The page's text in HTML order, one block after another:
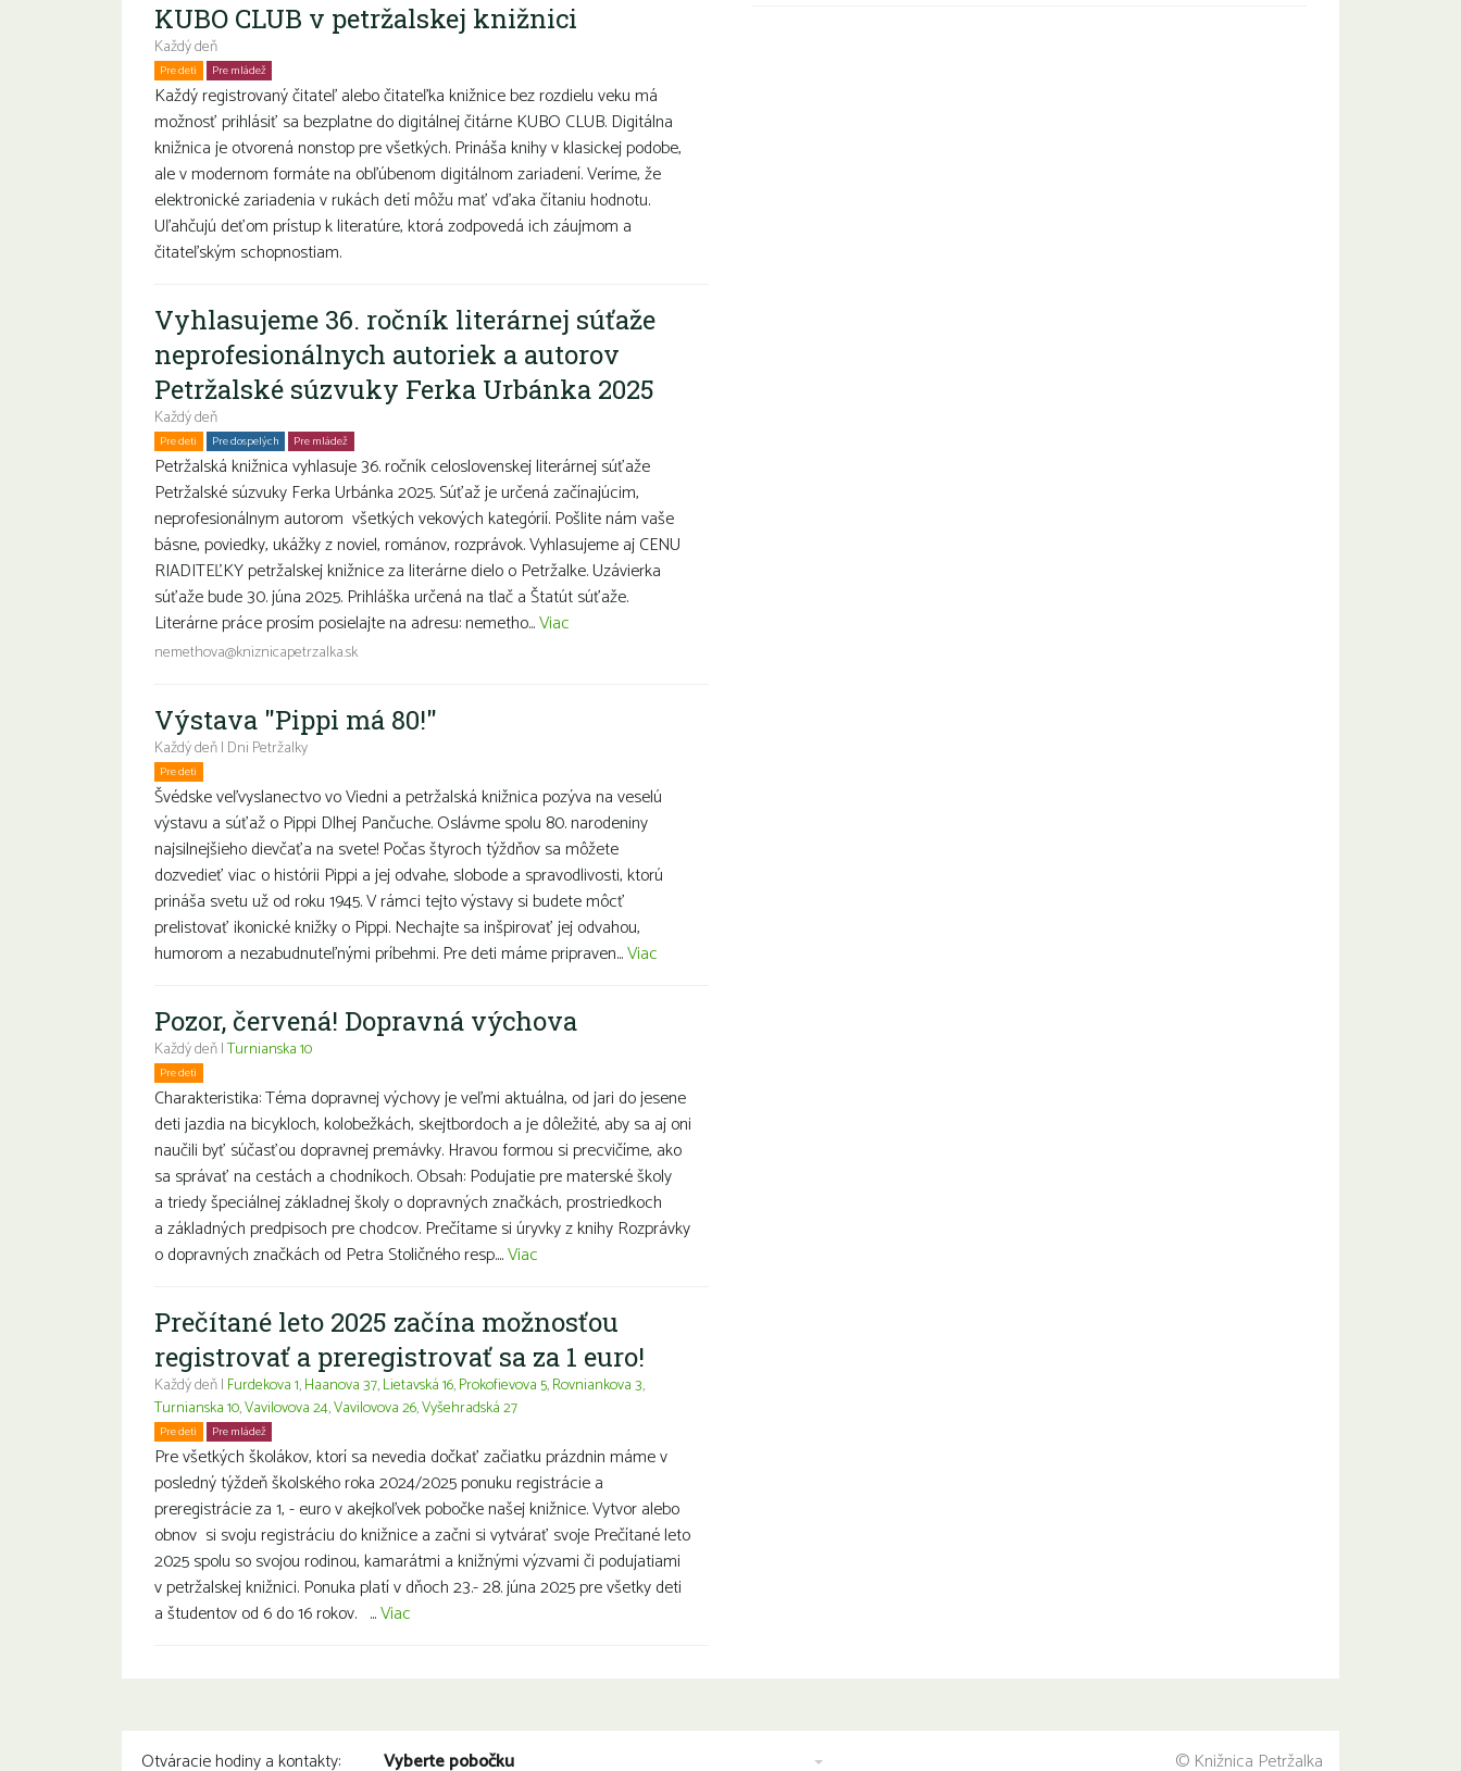
KUBO CLUB v petržalskej knižnici
Každý deň
Pre deti Pre mládež
Každý registrovaný čitateľ alebo čitateľka knižnice bez rozdielu veku má
možnosť prihlásiť sa bezplatne do digitálnej čitárne KUBO CLUB. Digitálna
knižnica je otvorená nonstop pre všetkých. Prináša knihy v klasickej podobe,
ale v modernom formáte na obľúbenom digitálnom zariadení. Veríme, že
elektronické zariadenia v rukách detí môžu mať vďaka čítaniu hodnotu.
Uľahčujú deťom prístup k literatúre, ktorá zodpovedá ich záujmom a
čitateľským schopnostiam.
Vyhlasujeme 36. ročník literárnej súťaže
neprofesionálnych autoriek a autorov
Petržalské súzvuky Ferka Urbánka 2025
Každý deň
Pre deti Pre dospelých Pre mládež
Petržalská knižnica vyhlasuje 36. ročník celoslovenskej literárnej súťaže
Petržalské súzvuky Ferka Urbánka 2025. Súťaž je určená začínajúcim,
neprofesionálnym autorom všetkých vekových kategórií. Pošlite nám vaše
básne, poviedky, ukážky z noviel, románov, rozprávok. Vyhlasujeme aj CENU
RIADITEĽKY petržalskej knižnice za literárne dielo o Petržalke. Uzávierka
súťaže bude 30. júna 2025. Prihláška určená na tlač a Štatút súťaže.
Literárne práce prosím posielajte na adresu: nemetho...Viac
nemethova@kniznicapetrzalka.sk
Výstava "Pippi má 80!"
Každý deň | Dni Petržalky
Pre deti
Švédske veľvyslanectvo vo Viedni a petržalská knižnica pozýva na veselú
výstavu a súťaž o Pippi Dlhej Pančuche. Oslávme spolu 80. narodeniny
najsilnejšieho dievčaťa na svete! Počas štyroch týždňov sa môžete
dozvedieť viac o histórii Pippi a jej odvahe, slobode a spravodlivosti, ktorú
prináša svetu už od roku 1945. V rámci tejto výstavy si budete môcť
prelistovať ikonické knižky o Pippi. Nechajte sa inšpirovať jej odvahou,
humorom a nezabudnuteľnými príbehmi. Pre deti máme pripraven...Viac
Pozor, červená! Dopravná výchova
Každý deň |Turnianska 10
Pre deti
Charakteristika: Téma dopravnej výchovy je veľmi aktuálna, od jari do jesene
deti jazdia na bicykloch, kolobežkách, skejtbordoch a je dôležité, aby sa aj oni
naučili byť súčasťou dopravnej premávky. Hravou formou si precvičíme, ako
sa správať na cestách a chodníkoch. Obsah: Podujatie pre materské školy
a triedy špeciálnej základnej školy o dopravných značkách, prostriedkoch
a základných predpisoch pre chodcov. Prečítame si úryvky z knihy Rozprávky
o dopravných značkách od Petra Stoličného resp....Viac
Prečítané leto 2025 začína možnosťou
registrovať a preregistrovať sa za 1 euro!
Každý deň | Furdekova 1,Haanova 37,Lietavská 16,Prokofievova 5,Rovniankova 3,
Turnianska 10,Vavilovova 24,Vavilovova 26,Vyšehradská 27
Pre deti Pre mládež
Pre všetkých školákov, ktorí sa nevedia dočkať začiatku prázdnin máme v
posledný týždeň školského roka 2024/2025 ponuku registrácie a
preregistrácie za 1, - euro v akejkoľvek pobočke našej knižnice. Vytvor alebo
obnov si svoju registráciu do knižnice a začni si vytvárať svoje Prečítané leto
2025 spolu so svojou rodinou, kamarátmi a knižnými výzvami či podujatiami
v petržalskej knižnici. Ponuka platí v dňoch 23.- 28. júna 2025 pre všetky deti
a študentov od 6 do 16 rokov. ...Viac
Otváracie hodiny a kontakty: Vyberte pobočku © Knižnica Petržalka